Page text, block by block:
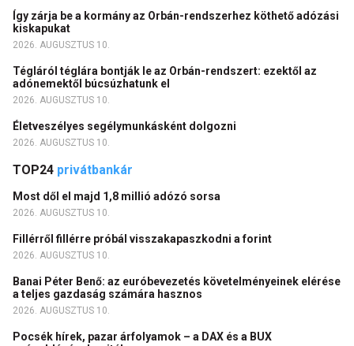
Így zárja be a kormány az Orbán-rendszerhez köthető adózási
kiskapukat
2026. AUGUSZTUS 10.
Tégláról téglára bontják le az Orbán-rendszert: ezektől az
adónemektől búcsúzhatunk el
2026. AUGUSZTUS 10.
Életveszélyes segélymunkásként dolgozni
2026. AUGUSZTUS 10.
TOP24 privátbankár
Most dől el majd 1,8 millió adózó sorsa
2026. AUGUSZTUS 10.
Fillérről fillérre próbál visszakapaszkodni a forint
2026. AUGUSZTUS 10.
Banai Péter Benő: az euróbevezetés követelményeinek elérése
a teljes gazdaság számára hasznos
2026. AUGUSZTUS 10.
Pocsék hírek, pazar árfolyamok – a DAX és a BUX